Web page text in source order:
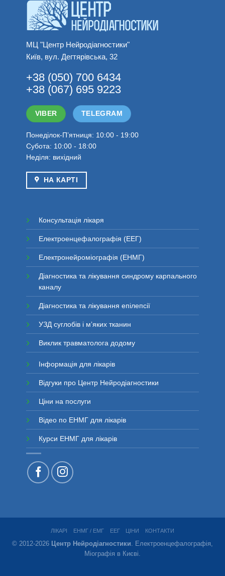
МЦ "Центр Нейродіагностики"
Київ, вул. Дегтярівська, 32
+38 (050) 700 6434
+38 (067) 695 9223
VIBER TELEGRAM
Понеділок-Пʼятниця: 10:00 - 19:00
Субота: 10:00 - 18:00
Неділя: вихідний
НА КАРТІ
Консультація лікаря
Електроенцефалографія (ЕЕГ)
Електронейроміографія (ЕНМГ)
Діагностика та лікування синдрому карпального
каналу
Діагностика та лікування епілепсії
УЗД суглобів і мʼяких тканин
Виклик травматолога додому
Інформація для лікарів
Відгуки про Центр Нейродіагностики
Ціни на послуги
Відео по ЕНМГ для лікарів
Курси ЕНМГ для лікарів
ЛІКАРІ ЕНМГ / ЕМГ ЕЕГ ЦІНИ КОНТАКТИ
© 2012-2026 Центр Нейродіагностики. Електроенцефалографія,
Міографія в Києві.